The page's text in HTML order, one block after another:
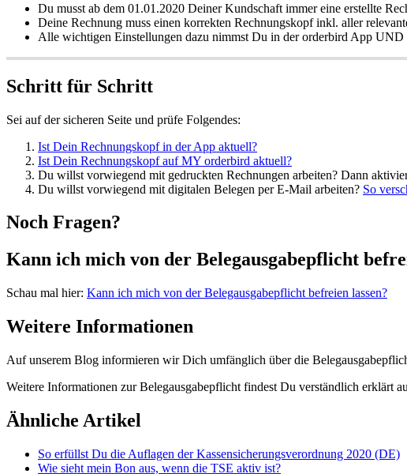
Du musst ab dem 01.01.2020 Deiner Kundschaft immer eine erstellte
Deine Rechnung muss einen korrekten Rechnungskopf inkl. aller
Alle wichtigen Einstellungen dazu nimmst Du in der orderbird App
Schritt für Schritt
Sei auf der sicheren Seite und prüfe Folgendes:
Ist Dein Rechnungskopf in der App aktuell?
Ist Dein Rechnungskopf auf MY orderbird aktuell?
Du willst vorwiegend mit gedruckten Rechnungen arbeiten? Dann
Du willst vorwiegend mit digitalen Belegen per E-Mail arbeiten? So
Noch Fragen?
Kann ich mich von der Belegausgabepflicht
Schau mal hier: Kann ich mich von der Belegausgabepflicht befreien lassen?
Weitere Informationen
Auf unserem Blog informieren wir Dich umfänglich über die
Weitere Informationen zur Belegausgabepflicht findest Du verständlich erklärt
Ähnliche Artikel
So erfüllst Du die Auflagen der Kassensicherungsverordnung 2020 (DE)
Wie sieht mein Bon aus, wenn die TSE aktiv ist?